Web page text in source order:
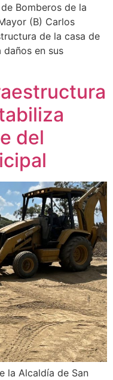
Bomberos de la
(B) Carlos
de la casa de
en sus
del
la Alcaldía de San